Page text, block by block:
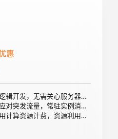
惠
聚焦业务逻辑开发，无需关心服务器购买等运维操作
弹性实例应对突发流量，常驻实例消除冷启动
按实际使用计算资源计费，资源利用率高